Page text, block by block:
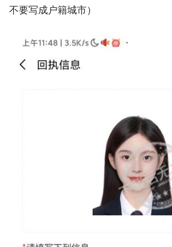
不要写成户籍城市）